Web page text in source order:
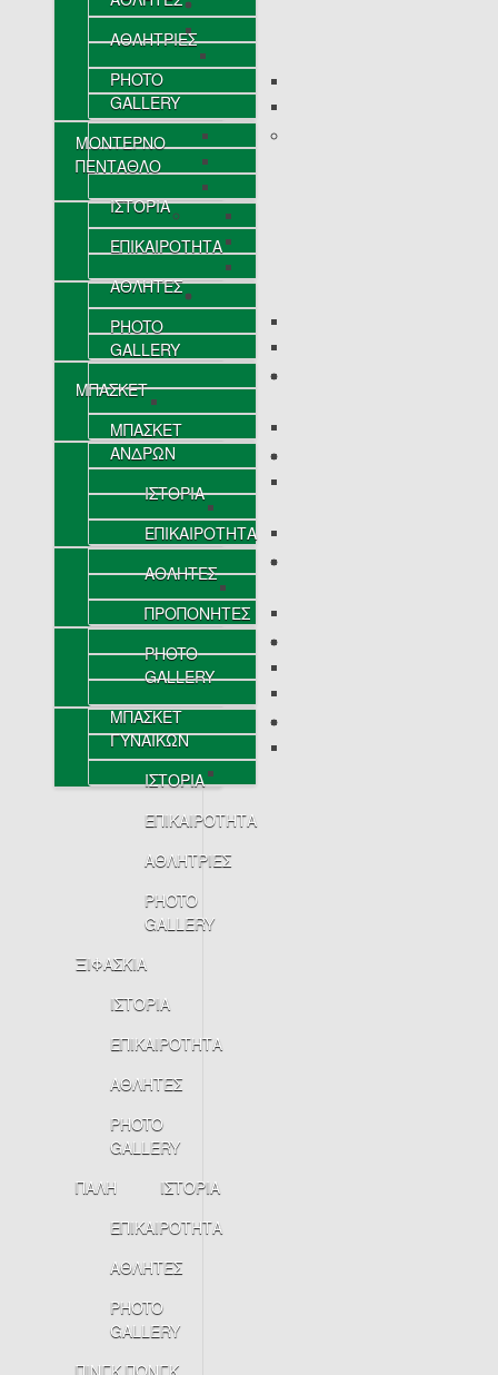
ΑΘΛΗΤΡΙΕΣ
PHOTO
GALLERY
ΜΟΝΤΕΡΝΟ
ΠΕΝΤΑΘΛΟ
ΙΣΤΟΡΙΑ
ΕΠΙΚΑΙΡΟΤΗΤΑ
ΑΘΛΗΤΕΣ
PHOTO
GALLERY
ΜΠΑΣΚΕΤ
ΜΠΑΣΚΕΤ
ΑΝΔΡΩΝ
ΙΣΤΟΡΙΑ
ΕΠΙΚΑΙΡΟΤΗΤΑ
ΑΘΛΗΤΕΣ
ΠΡΟΠΟΝΗΤΕΣ
PHOTO
GALLERY
ΜΠΑΣΚΕΤ
ΓΥΝΑΙΚΩΝ
ΙΣΤΟΡΙΑ
ΕΠΙΚΑΙΡΟΤΗΤΑ
ΑΘΛΗΤΡΙΕΣ
PHOTO
GALLERY
ΞΙΦΑΣΚΙΑ
ΙΣΤΟΡΙΑ
ΕΠΙΚΑΙΡΟΤΗΤΑ
ΑΘΛΗΤΕΣ
PHOTO
GALLERY
ΠΑΛΗ
ΙΣΤΟΡΙΑ
ΕΠΙΚΑΙΡΟΤΗΤΑ
ΑΘΛΗΤΕΣ
PHOTO
GALLERY
ΠΙΝΓΚ ΠΟΝΓΚ